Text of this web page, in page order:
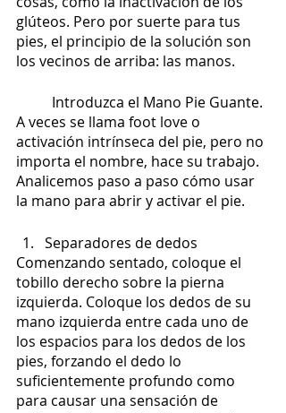
glúteos. Pero por suerte para tus
pies, el principio de la solución son
los vecinos de arriba: las manos.
A veces se llama foot love o
activación intrínseca del pie, pero no
importa el nombre, hace su trabajo.
Analicemos paso a paso cómo usar
la mano para abrir y activar el pie.
Separadores de dedos
Comenzando sentado, coloque el
tobillo derecho sobre la pierna
izquierda. Coloque los dedos de su
mano izquierda entre cada uno de
los espacios para los dedos de los
pies, forzando el dedo lo
suficientemente profundo como
para causar una sensación de